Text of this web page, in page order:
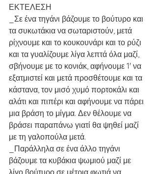
ΕΚΤΕΛΕΣΗ
_Σε ένα τηγάνι βάζουμε το βούτυρο και
τα συκωτάκια να σωταριστούν, μετά
ρίχνουμε και το κουκουνάρι και το ρύζι
και τα γυαλίζουμε λίγα λεπτά όλα μαζί,
σβήνουμε με το κονιάκ, αφήνουμε 1' να
εξατμιστεί και μετά προσθέτουμε και τα
κάστανα, τον μισό χυμό πορτοκάλι και
αλάτι και πιπέρι και αφήνουμε να πάρει
μια βράση το μίγμα. Δεν θέλουμε να
βράσει παραπάνω γιατί θα ψηθεί μαζί
με τη γαλοπούλα μετά.
_Παράλληλα σε ένα άλλο τηγάνι
βάζουμε τα κυβάκια ψωμιού μαζί με
λίγο βούτυρο σε μέτρια φωτιά να